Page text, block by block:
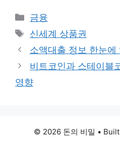
Categories
금융
Tags
신세계 상품권
소액대출 정보 한눈에
비트코인과 스테이블
영향
© 2026 돈의 비밀 •